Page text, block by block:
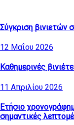
Σύγκριση βινιετών
12 Μαΐου 2026
Καθημερινές
11 Απριλίου 2026
Ετήσιο
σημαντικές